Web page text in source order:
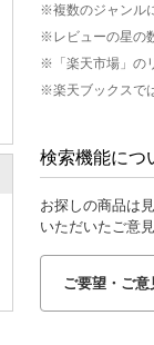
※複数のジャンル
※レビューの星の
※「楽天市場」の
※楽天ブックスで
検索機能につ
お探しの商品は
いただいたご意
ご要望・ご意